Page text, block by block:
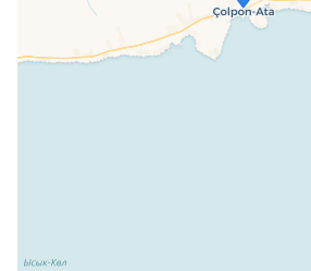
loaded completely, leafletJS
missing.